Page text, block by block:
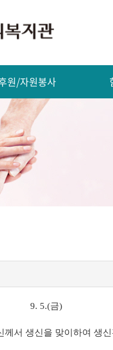
원/자원봉사
9. 5.(금)
께서 생신을 맞이하여 생